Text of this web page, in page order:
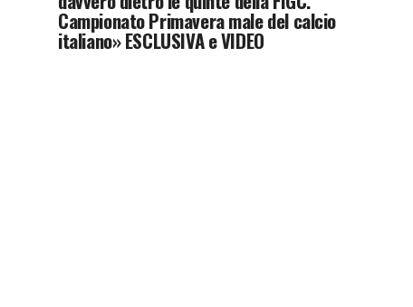
Campionato Primavera male del calcio
italiano» ESCLUSIVA e VIDEO